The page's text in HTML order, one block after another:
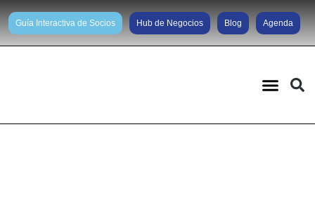
Guía Interactiva de Socios Hub de Negocios Blog Agenda